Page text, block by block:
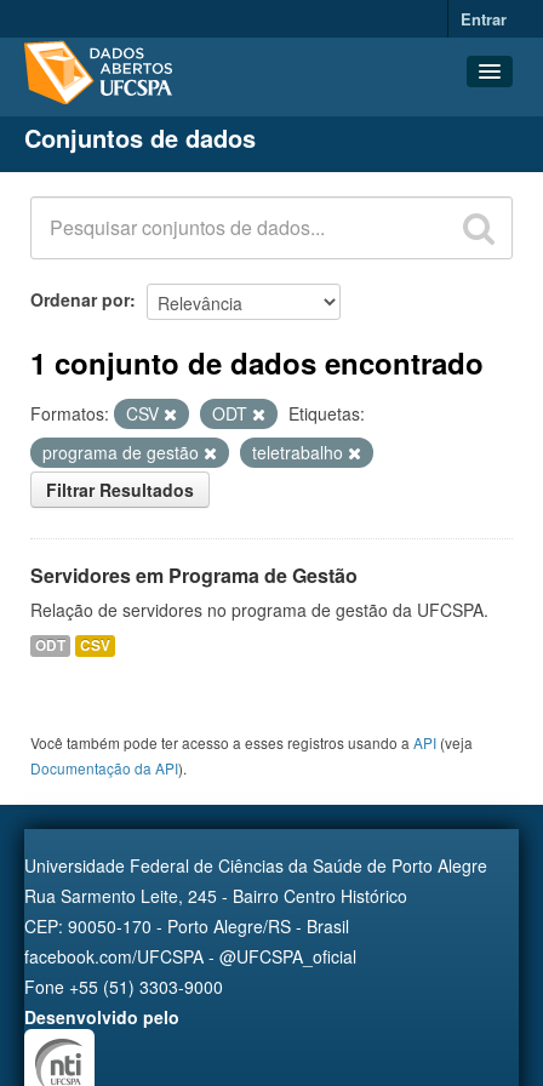
Entrar
Conjuntos de dados
Organizações
Grupos
Sobre
Conjuntos de dados
Ordenar por
1 conjunto de dados encontrado
Formatos: CSV ODT
Etiquetas:
programa de gestão
teletrabalho
Filtrar Resultados
Servidores em Programa de Gestão
Relação de servidores no programa de gestão da UFCSPA.
ODT CSV
Você também pode ter acesso a esses registros usando a API (veja
Documentação da API).
Universidade Federal de Ciências da Saúde de Porto Alegre
Rua Sarmento Leite, 245 - Bairro Centro Histórico
CEP: 90050-170 - Porto Alegre/RS - Brasil
facebook.com/UFCSPA - @UFCSPA_oficial
Fone +55 (51) 3303-9000
Desenvolvido pelo